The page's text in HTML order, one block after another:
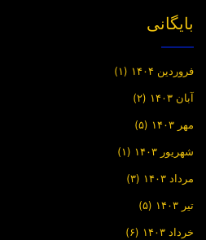
بایگانی
فروردین ۱۴۰۴ (۱)
آبان ۱۴۰۳ (۲)
مهر ۱۴۰۳ (۵)
شهریور ۱۴۰۳ (۱)
مرداد ۱۴۰۳ (۳)
تیر ۱۴۰۳ (۵)
خرداد ۱۴۰۳ (۶)